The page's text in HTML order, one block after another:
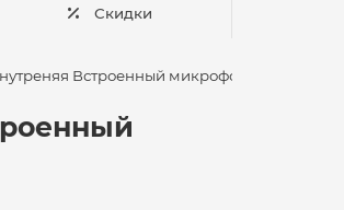
Скидки
Встроенный микрофон